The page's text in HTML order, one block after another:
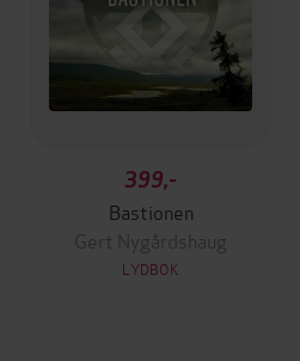
399,-
Bastionen
Gert Nygårdshaug
LYDBOK